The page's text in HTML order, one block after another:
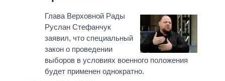
Глава Верховной Рады
Руслан Стефанчук
заявил, что специальный
закон о проведении
выборов в условиях военного положения
будет применен однократно.